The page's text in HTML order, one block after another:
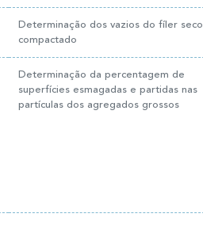
Determinação dos vazios do fíler seco
compactado
Determinação da percentagem de
superfícies esmagadas e partidas nas
partículas dos agregados grossos